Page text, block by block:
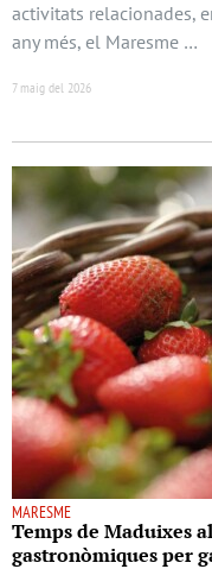
activitats relacionades,
any més, el Maresme …
7 maig del 2026
MARESME
Temps de Maduixes
gastronòmiques per